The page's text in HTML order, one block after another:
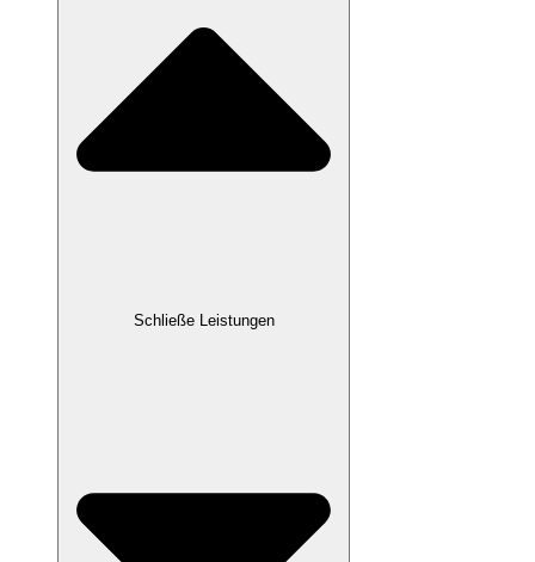
Schließe Leistungen